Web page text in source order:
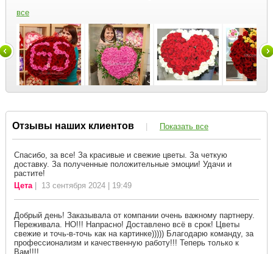
все
Отзывы наших клиентов | Показать все
Спасибо, за все! За красивые и свежие цветы. За четкую
доставку. За полученные положительные эмоции! Удачи и
растите!
Цета| 13 сентября 2024 | 19:49
Добрый день! Заказывала от компании очень важному партнеру.
Переживала. НО!!! Напрасно! Доставлено всё в срок! Цветы
свежие и точь-в-точь как на картинке))))) Благодарю команду, за
профессионализм и качественную работу!!! Теперь только к
Вам!!!!